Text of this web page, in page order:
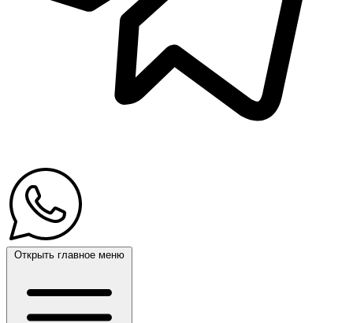
Открыть главное меню